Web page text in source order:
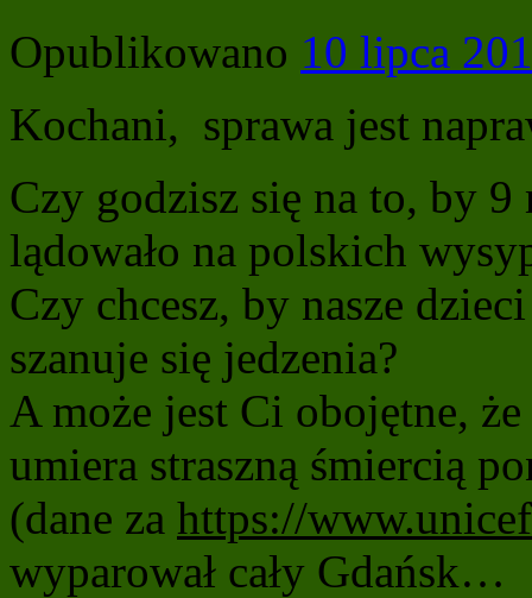
Opublikowano 10 lipca
Kochani, sprawa jest
Czy godzisz się na to, by
lądowało na polskich
Czy chcesz, by nasze
szanuje się jedzenia?
A może jest Ci obojętne,
umiera straszną śmiercią
(dane za https://
wyparował cały Gdańsk…